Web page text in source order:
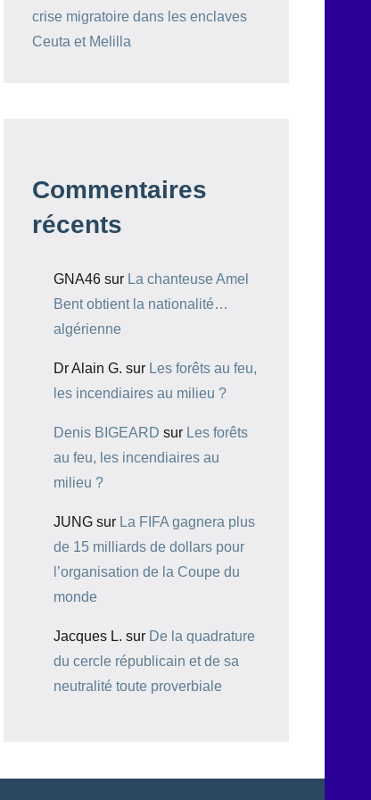
crise migratoire dans les enclaves
Ceuta et Melilla
Commentaires
récents
GNA46 sur La chanteuse Amel
Bent obtient la nationalité…
algérienne
Dr Alain G. sur Les forêts au feu,
les incendiaires au milieu ?
Denis BIGEARD sur Les forêts
au feu, les incendiaires au
milieu ?
JUNG sur La FIFA gagnera plus
de 15 milliards de dollars pour
l’organisation de la Coupe du
monde
Jacques L. sur De la quadrature
du cercle républicain et de sa
neutralité toute proverbiale